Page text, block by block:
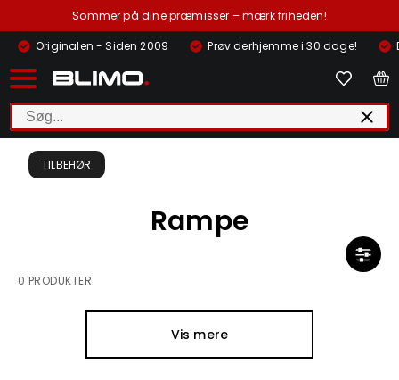
Sommer på dine præmisser – mærk friheden!
Originalen - Siden 2009
Prøv derhjemme i 30 dage!
TILBEHØR
Rampe
0 PRODUKTER
Vis mere